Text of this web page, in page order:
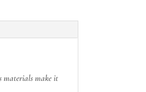
materials make it